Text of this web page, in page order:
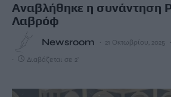
Αναβλήθηκε η συνάντηση
Λαβρόφ
Newsroom 21 Οκτωβρίου, 2025
Διαβάζεται σε 2'